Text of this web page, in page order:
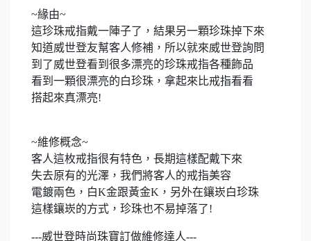
~緣由~
這珍珠戒指戴一陣子了，結果另一顆珍珠掉下來
知道威世登友幫客人修補，所以就來威世登詢問
到了威世登看到很多漂亮的珍珠戒指各種飾品
看到一顆很漂亮的白珍珠，拿起來比戒指看看
搭起來真漂亮!
~維修概念~
客人這枚戒指很有特色，長期這樣配戴下來
失去原有的光澤，我們將客人的戒指美容
電鍍兩色，白K金跟黃金K，另外在鑲崁白珍珠
這樣鑲崁的方式，珍珠也不易掉落了!
---威世登時尚珠寶訂做維修達人---